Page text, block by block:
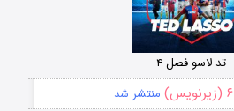
تد لاسو فصل ۴
۶ (زیرنویس) منتشر شد